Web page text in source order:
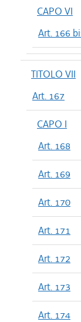
CAPO VI
Art. 166
TITOLO VII
Art. 167
CAPO I
Art. 168
Art. 169
Art. 170
Art. 171
Art. 172
Art. 173
Art. 174